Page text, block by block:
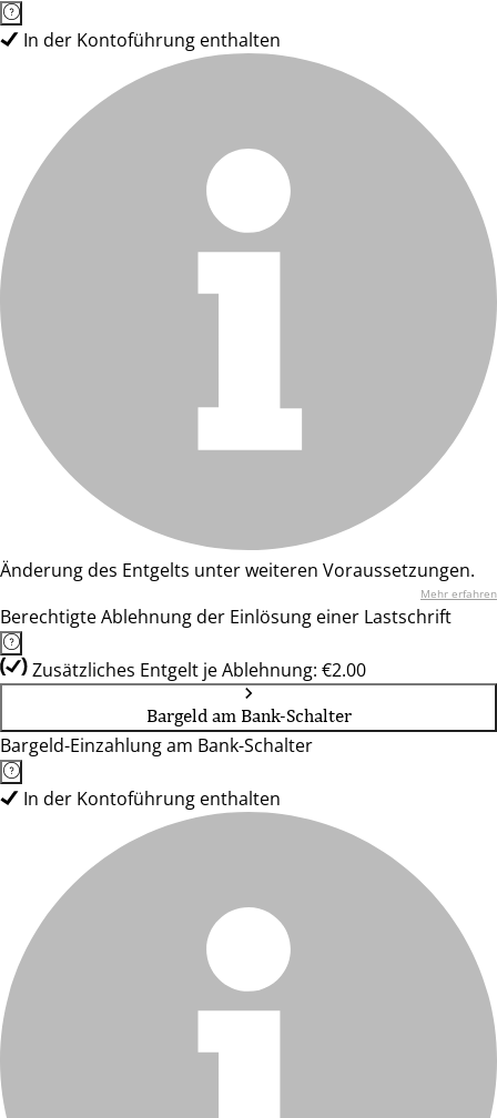
In der Kontoführung enthalten
Änderung des Entgelts unter weiteren Voraussetzungen.
Mehr erfahren
Berechtigte Ablehnung der Einlösung einer Lastschrift
Zusätzliches Entgelt je Ablehnung: €2.00
Bargeld am Bank-Schalter
Bargeld-Einzahlung am Bank-Schalter
In der Kontoführung enthalten